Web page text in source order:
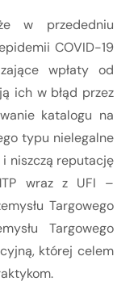
w przededniu
COVID-19
wpłaty od
ich w błąd przez
katalogu na
typu nielegalne
i niszczą reputację
wraz z UFI –
Targowego
Targowego
której celem